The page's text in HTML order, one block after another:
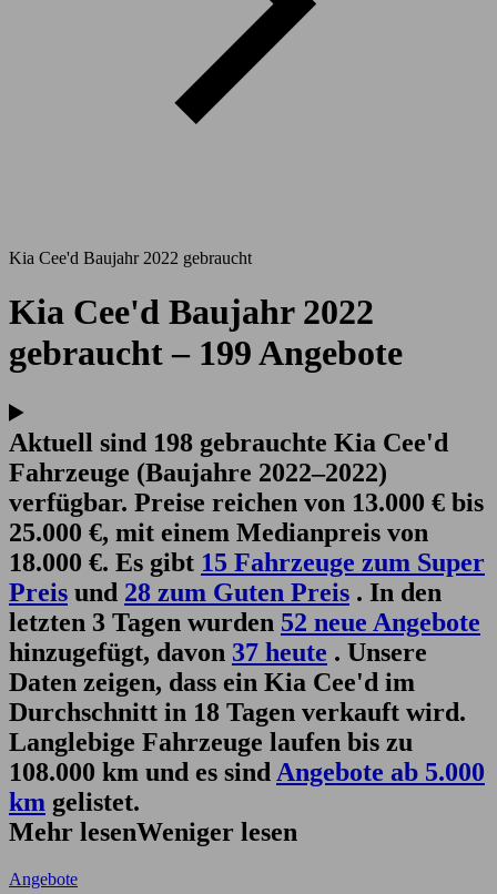
Kia Cee'd Baujahr 2022 gebraucht
Kia Cee'd Baujahr 2022
gebraucht – 199 Angebote
Aktuell sind 198 gebrauchte Kia Cee'd
Fahrzeuge (Baujahre 2022–2022)
verfügbar. Preise reichen von 13.000 € bis
25.000 €, mit einem Medianpreis von
18.000 €. Es gibt 15 Fahrzeuge zum Super
Preis und 28 zum Guten Preis . In den
letzten 3 Tagen wurden 52 neue Angebote
hinzugefügt, davon 37 heute . Unsere
Daten zeigen, dass ein Kia Cee'd im
Durchschnitt in 18 Tagen verkauft wird.
Langlebige Fahrzeuge laufen bis zu
108.000 km und es sind Angebote ab 5.000
km gelistet.
Mehr lesenWeniger lesen
Angebote